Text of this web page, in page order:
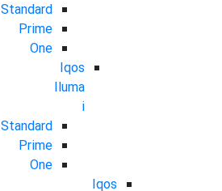
Standard
Prime
One
Iqos
Iluma
i
Standard
Prime
One
Iqos